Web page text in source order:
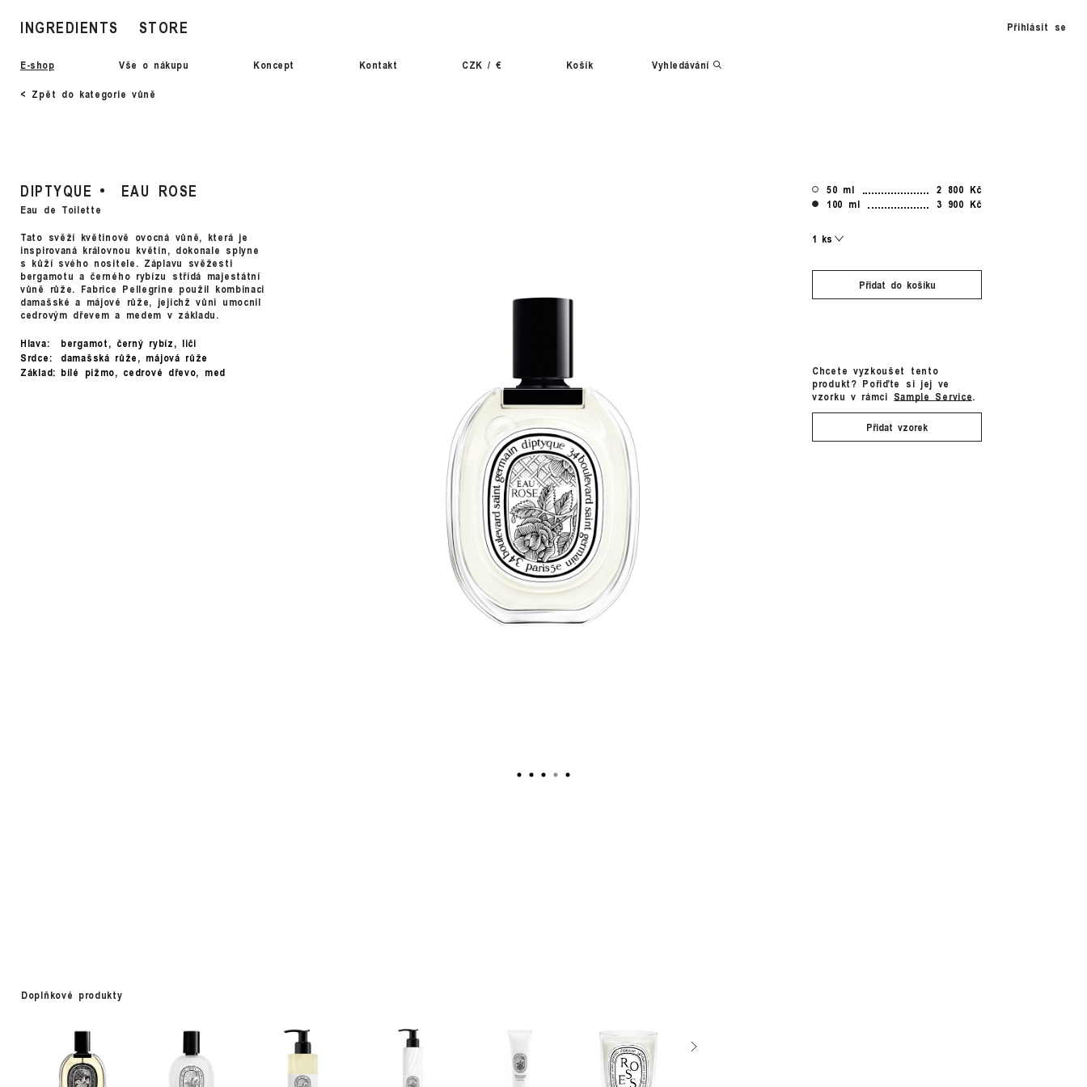
INGREDIENTS STORE Přihlásit se
E-shop Vše o nákupu Koncept Kontakt CZK / € Košík
Vyhledávání
< Zpět do kategorie vůně
DIPTYQUE EAU ROSE
Eau de Toilette
Tato svěží květinově ovocná vůně, která je
inspirovaná královnou květin, dokonale splyne
s kůží svého nositele. Záplavu svěžesti
bergamotu a černého rybízu střídá majestátní
vůně růže. Fabrice Pellegrine použil kombinaci
damašské a májové růže, jejichž vůni umocnil
cedrovým dřevem a medem v základu.
Hlava:
bergamot, černý rybíz, liči
Srdce:
damašská růže, májová růže
Základ: bílé pižmo, cedrové dřevo, med
50 ml
2 800 Kč
100 ml
3 900 Kč
Přidat do košíku
Chcete vyzkoušet tento
produkt? Pořiďte si jej ve
vzorku v rámci Sample Service.
Přidat vzorek
Doplňkové produkty